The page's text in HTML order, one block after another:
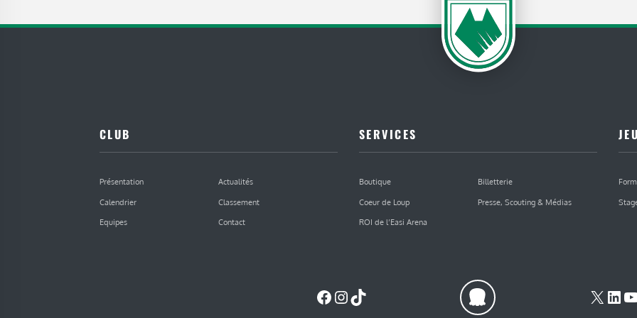
CLUB
Présentation
Actualités
Calendrier
Classement
Equipes
Contact
SERVICES
Boutique
Billetterie
Coeur de Loup
Presse, Scouting & Médias
ROI de l’Easi Arena
Facebook
Instagram
TikTok X